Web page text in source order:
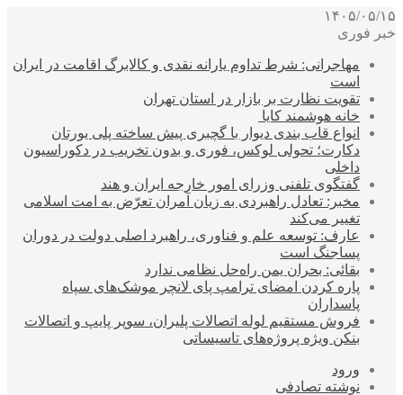
۱۴۰۵/۰۵/۱۵
خبر فوری
مهاجرانی: شرط تداوم یارانه نقدی و کالابرگ اقامت در ایران
است
تقویت نظارت بر بازار در استان تهران
خانه هوشمند کایا
انواع قاب بندی دیوار با گچبری پیش ساخته پلی یورتان
دکارت؛ تحولی لوکس، فوری و بدون تخریب در دکوراسیون
داخلی
گفتگوی تلفنی وزرای امور خارجه ایران و هند
مخبر: تعادل راهبردی به زیان آمران تعرّض به امت اسلامی
تغییر می‌کند
عارف: توسعه علم و فناوری، راهبرد اصلی دولت در دوران
پساجنگ است
بقائی: بحران یمن راه‌حل نظامی ندارد
پاره کردن امضای ترامپ پای لانچر موشک‌های سپاه
پاسداران
فروش مستقیم لوله اتصالات پلیران، سوپر پایپ و اتصالات
بنکن ویژه پروژه‌های تاسیساتی
ورود
نوشته تصادفی